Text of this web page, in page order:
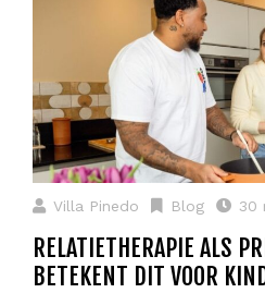
Villa Pinedo Blog 30
RELATIETHERAPIE ALS
BETEKENT DIT VOOR